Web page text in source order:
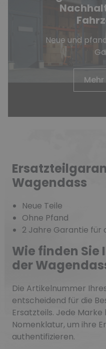
Neue und
Wagendass
Neue Teile
Ohne Pfand
2 Jahre Garantie für
Wie finden Sie
der
Die Artikelnummer
entscheidend für die
Ersatzteils. Jede
Nomenklatur, um ihre
authentifizieren.